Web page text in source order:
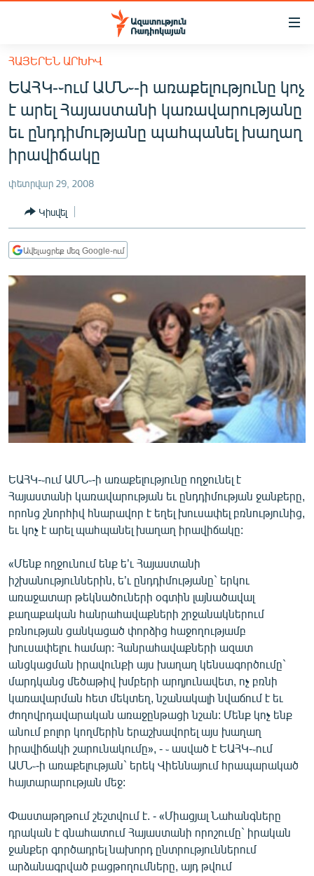
Մատչելիության
հիմնական
բովանդակությանը
Անցնել
հիմնական
մենյուին
Որոնում
ՔԱՂԱՔԱԿԱՆ
ԸՆՏՐՈՒԹՅՈՒՆՆԵՐ 2026
ՏՆՏԵՍՈՒԹՅՈՒՆ
ՂԱՐԱԲԱՂ
ՊԱՏԵՐԱԶՄԻ 6 ՇԱԲԱԹՆԵՐԸ
ՏԱՐԱԾԱՇՐՋԱՆ
ՄԻՋԱԶԳԱՅԻՆ
ՄՇԱԿՈՒՅԹ
ՍՊՈՐՏ
ՄԵԿՆԱԲԱՆՈՒԹՅՈՒՆ
ՏՏ ԵՒ ԻՆՏԵՐՆԵՏ
ԱՐԽԻՎ
ՏԵՍԱՆՅՈՒԹԵՐ
ԲԱՆԱՎԵՃ
ՓՈԴՔԱՍԹ
Հայերեն
English
Русский
ՀԵՏԵՎԵՔ ՄԵԶ
ՀԱՅԵՐԵՆ ԱՐԽԻՎ
ԵԱՀԿ-֊ում ԱՄՆ֊-ի առաքելությունը կոչ
է արել Հայաստանի կառավարությանը
եւ ընդդիմությանը պահպանել խաղաղ
իրավիճակը
փետրվար 29, 2008
Կիսվել
Ավելացրեք մեզ Google-ում
ԵԱՀԿ-֊ում ԱՄՆ֊-ի առաքելությունը ողջունել է
Հայաստանի կառավարության եւ ընդդիմության ջանքերը,
որոնց շնորհիվ հնարավոր է եղել խուսափել բռնությունից,
եւ կոչ է արել պահպանել խաղաղ իրավիճակը:
«Մենք ողջունում ենք ե’ւ Հայաստանի
իշխանություններին, ե’ւ ընդդիմությանը` երկու
առաջատար թեկնածուների օգտին լայնածավալ
քաղաքական հանրահավաքների շրջանակներում
բռնության ցանկացած փորձից հաջողությամբ
խուսափելու համար: Հանրահավաքների ազատ
անցկացման իրավունքի այս խաղաղ կենսագործումը`
մարդկանց մեծաթիվ խմբերի արդյունավետ, ոչ բռնի
կառավարման հետ մեկտեղ, նշանակալի նվաճում է եւ
ժողովրդավարական առաջընթացի նշան: Մենք կոչ ենք
անում բոլոր կողմերին երաշխավորել այս խաղաղ
իրավիճակի շարունակումը», - ֊ ասված է ԵԱՀԿ-֊ում
ԱՄՆ֊-ի առաքելության` երեկ Վիեննայում հրապարակած
հայտարարության մեջ:
Փաստաթղթում շեշտվում է. - «Միացյալ Նահանգները
դրական է գնահատում Հայաստանի որոշումը` իրական
ջանքեր գործադրել նախորդ ընտրություններում
արձանագրված բացթողումները, այդ թվում